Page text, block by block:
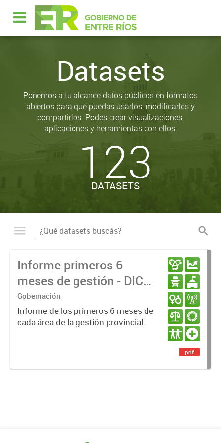
Datasets
Ponemos a tu alcance datos públicos en formatos
abiertos para que puedas usarlos, modificarlos y
compartirlos. Podes crear visualizaciones,
aplicaciones y herramientas con ellos.
123
DATASETS
Informe primeros 6
meses de gestión - DIC
23 / JUN 24
Gobernación
Informe de los primeros 6 meses de
cada área de la gestión provincial.
pdf